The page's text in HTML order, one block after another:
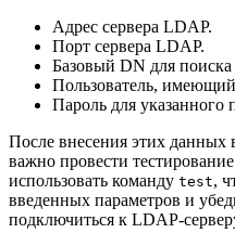
Адрес сервера LDAP.
Порт сервера LDAP.
Базовый DN для поиска
Пользователь,
Пароль для указанного
После внесения этих
важно провести
использовать команду test,
введенных параметров и
подключиться к LDAP-